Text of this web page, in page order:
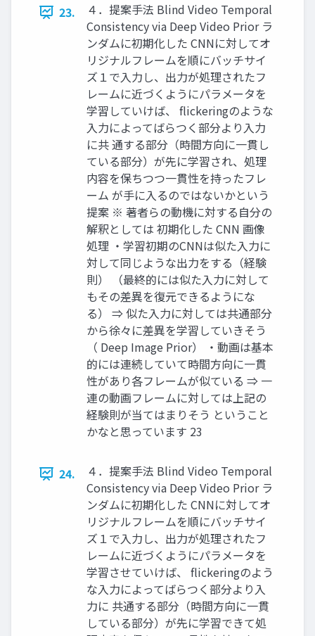
23.
４．提案手法 Blind Video Temporal
Consistency via Deep Video Prior ラ
ンダムに初期化した CNNに対してオ
リジナルフレームを順にバッチサイ
ズ１で入力し、出力が処理されたフ
レームに近づくようにパラメータを
学習していけば、 flickeringのような
入力によってばらつく部分より入力
に共 通する部分（時間方向に一貫し
ている部分）が先に学習され、処理
内容を保ちつつ一貫性を持ったフレ
ーム が手に入るのではないかという
提案 ※ 著者らの動機に対する自分の
解釈としては 初期化した CNN 画像
処理 ・学習初期のCNNは似た入力に
対して同じような出力をする（経験
則） （最終的には似た入力に対して
もその差異を復元できるようにな
る） ⇒ 似た入力に対しては共通部分
から徐々に差異を学習していきそう
（ Deep Image Prior） ・動画は基本
的には連続していて時間方向に一貫
性があり各フレームが似ている ⇒ 一
連の動画フレームに対しては上記の
経験則が当てはまりそう ということ
かなと思っています 23
24.
４．提案手法 Blind Video Temporal
Consistency via Deep Video Prior ラ
ンダムに初期化した CNNに対してオ
リジナルフレームを順にバッチサイ
ズ１で入力し、出力が処理されたフ
レームに近づくようにパラメータを
学習させていけば、 flickeringのよう
な入力によってばらつく部分より入
力に 共通する部分（時間方向に一貫
している部分）が先に学習できて処